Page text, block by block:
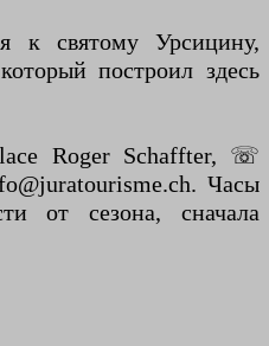
к святому Урсицину,
построил здесь
Roger Schaffter, ☏
Часы
от сезона, сначала